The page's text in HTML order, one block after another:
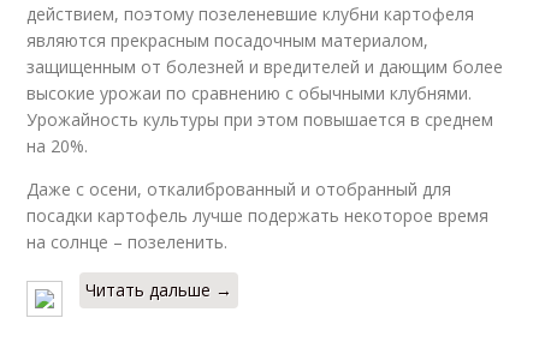
действием, поэтому позеленевшие клубни картофеля
являются прекрасным посадочным материалом,
защищенным от болезней и вредителей и дающим более
высокие урожаи по сравнению с обычными клубнями.
Урожайность культуры при этом повышается в среднем
на 20%.
Даже с осени, откалиброванный и отобранный для
посадки картофель лучше подержать некоторое время
на солнце – позеленить.
Читать дальше →